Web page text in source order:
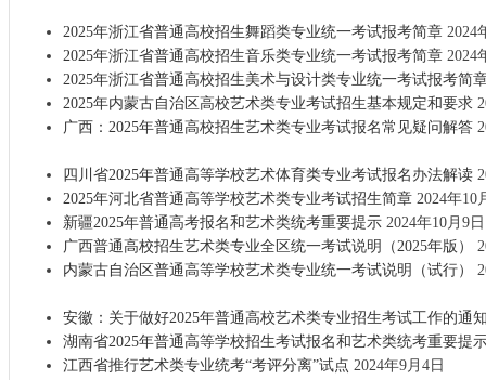
2025年浙江省普通高校招生舞蹈类专业统一考试报考简章2024
2025年浙江省普通高校招生音乐类专业统一考试报考简章2024
2025年浙江省普通高校招生美术与设计类专业统一考试报考简
2025年内蒙古自治区高校艺术类专业考试招生基本规定和要求
广西：2025年普通高校招生艺术类专业考试报名常见疑问解答
四川省2025年普通高等学校艺术体育类专业考试报名办法解读
2025年河北省普通高等学校艺术类专业考试招生简章2024年10
新疆2025年普通高考报名和艺术类统考重要提示2024年10月9日
广西普通高校招生艺术类专业全区统一考试说明（2025年版）
内蒙古自治区普通高等学校艺术类专业统一考试说明（试行）
安徽：关于做好2025年普通高校艺术类专业招生考试工作的通
湖南省2025年普通高等学校招生考试报名和艺术类统考重要提
江西省推行艺术类专业统考“考评分离”试点 2024年9月4日